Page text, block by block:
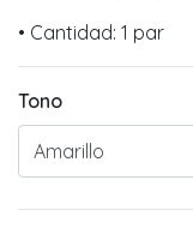
• Cantidad: 1 par
Tono